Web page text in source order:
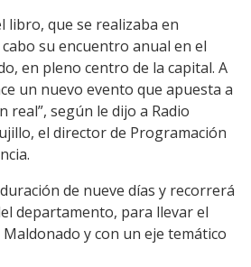
libro, que se realizaba en
su encuentro anual en el
en pleno centro de la capital. A
un nuevo evento que apuesta a
real”, según le dijo a Radio
el director de Programación
de nueve días y recorrerá
departamento, para llevar el
y con un eje temático